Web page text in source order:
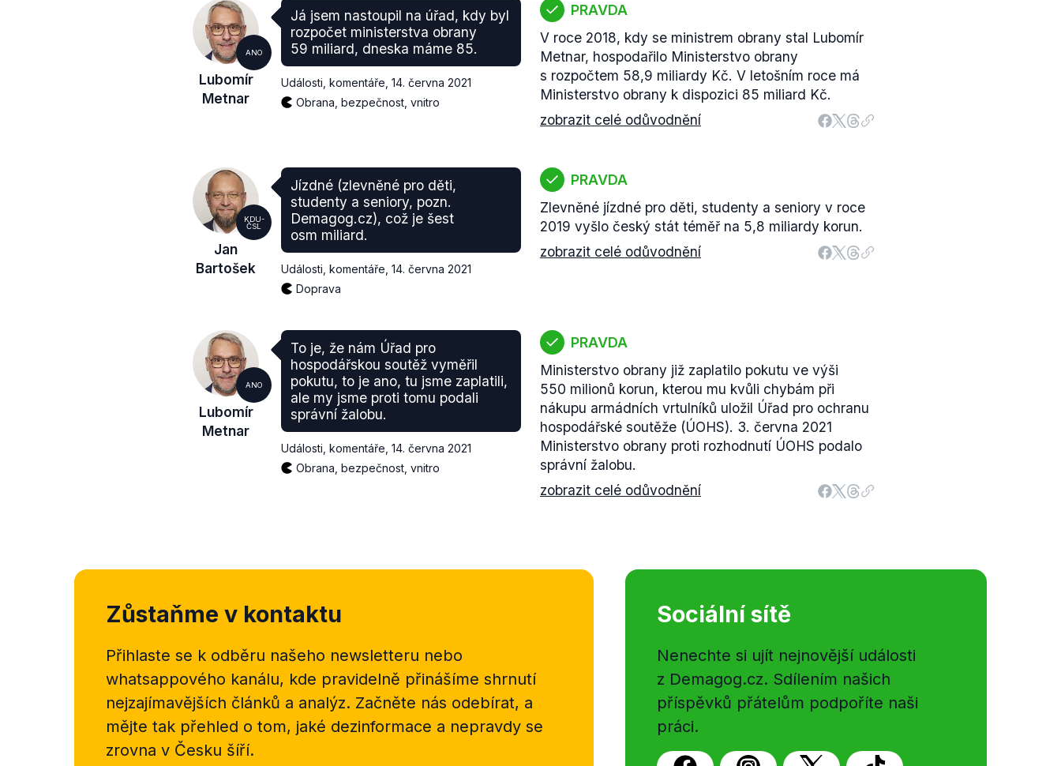
ANO
Lubomír
Metnar
Já jsem nastoupil na úřad, kdy byl
rozpočet ministerstva obrany
59 miliard, dneska máme 85.
Události, komentáře 14. června 2021
Obrana, bezpečnost, vnitro
PRAVDA
V roce 2018, kdy se ministrem obrany stal Lubomír
Metnar, hospodařilo Ministerstvo obrany
s rozpočtem 58,9 miliardy Kč. V letošním roce má
Ministerstvo obrany k dispozici 85 miliard Kč.
zobrazit celé odůvodnění
KDU-
ČSL
Jan
Bartošek
Jízdné (zlevněné pro děti,
studenty a seniory, pozn.
Demagog.cz), což je šest
osm miliard.
Události, komentáře 14. června 2021
Doprava
PRAVDA
Zlevněné jízdné pro děti, studenty a seniory v roce
2019 vyšlo český stát téměř na 5,8 miliardy korun.
zobrazit celé odůvodnění
ANO
Lubomír
Metnar
To je, že nám Úřad pro
hospodářskou soutěž vyměřil
pokutu, to je ano, tu jsme zaplatili,
ale my jsme proti tomu podali
správní žalobu.
Události, komentáře 14. června 2021
Obrana, bezpečnost, vnitro
PRAVDA
Ministerstvo obrany již zaplatilo pokutu ve výši
550 milionů korun, kterou mu kvůli chybám při
nákupu armádních vrtulníků uložil Úřad pro ochranu
hospodářské soutěže (ÚOHS). 3. června 2021
Ministerstvo obrany proti rozhodnutí ÚOHS podalo
správní žalobu.
zobrazit celé odůvodnění
Zůstaňme v kontaktu
Přihlaste se k odběru našeho newsletteru nebo
whatsappového kanálu, kde pravidelně přinášíme shrnutí
nejzajímavějších článků a analýz. Začněte nás odebírat, a
mějte tak přehled o tom, jaké dezinformace a nepravdy se
zrovna v Česku šíří.
Sociální sítě
Nenechte si ujít nejnovější události
z Demagog.cz. Sdílením našich
příspěvků přátelům podpoříte naši
práci.